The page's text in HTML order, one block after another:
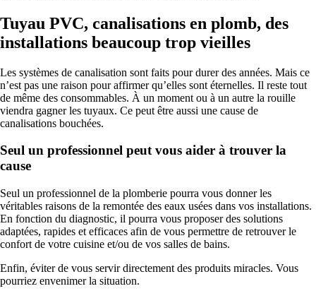
Tuyau PVC, canalisations en plomb, des
installations beaucoup trop vieilles
Les systèmes de canalisation sont faits pour durer des années. Mais ce
n’est pas une raison pour affirmer qu’elles sont éternelles. Il reste tout
de même des consommables. À un moment ou à un autre la rouille
viendra gagner les tuyaux. Ce peut être aussi une cause de
canalisations bouchées.
Seul un professionnel peut vous aider à trouver la
cause
Seul un professionnel de la plomberie pourra vous donner les
véritables raisons de la remontée des eaux usées dans vos installations.
En fonction du diagnostic, il pourra vous proposer des solutions
adaptées, rapides et efficaces afin de vous permettre de retrouver le
confort de votre cuisine et/ou de vos salles de bains.
Enfin, éviter de vous servir directement des produits miracles. Vous
pourriez envenimer la situation.